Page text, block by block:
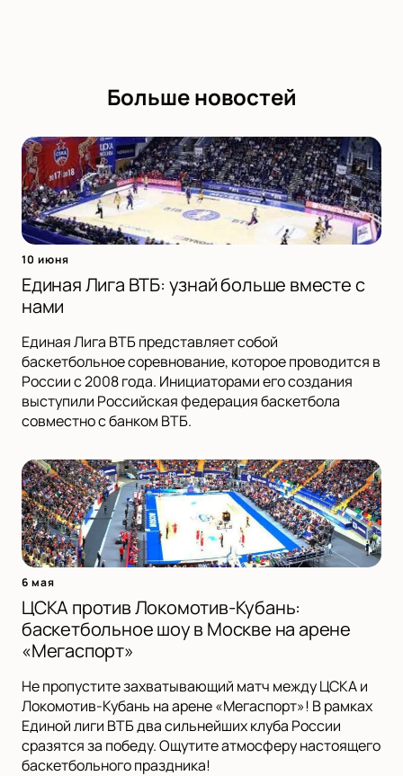
Больше новостей
10 июня
Единая Лига ВТБ: узнай больше вместе с
нами
Единая Лига ВТБ представляет собой
баскетбольное соревнование, которое проводится в
России с 2008 года. Инициаторами его создания
выступили Российская федерация баскетбола
совместно с банком ВТБ.
6 мая
ЦСКА против Локомотив-Кубань:
баскетбольное шоу в Москве на арене
«Мегаспорт»
Не пропустите захватывающий матч между ЦСКА и
Локомотив-Кубань на арене «Мегаспорт»! В рамках
Единой лиги ВТБ два сильнейших клуба России
сразятся за победу. Ощутите атмосферу настоящего
баскетбольного праздника!